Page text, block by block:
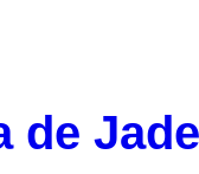
de Jade